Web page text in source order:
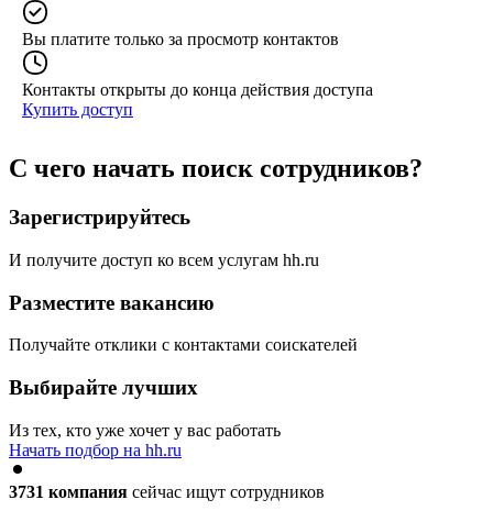
Вы платите только за просмотр контактов
Контакты открыты до конца действия доступа
Купить доступ
С чего начать поиск сотрудников?
Зарегистрируйтесь
И получите доступ ко всем услугам hh.ru
Разместите вакансию
Получайте отклики с контактами соискателей
Выбирайте лучших
Из тех, кто уже хочет у вас работать
Начать подбор на hh.ru
3731 компания сейчас ищут сотрудников